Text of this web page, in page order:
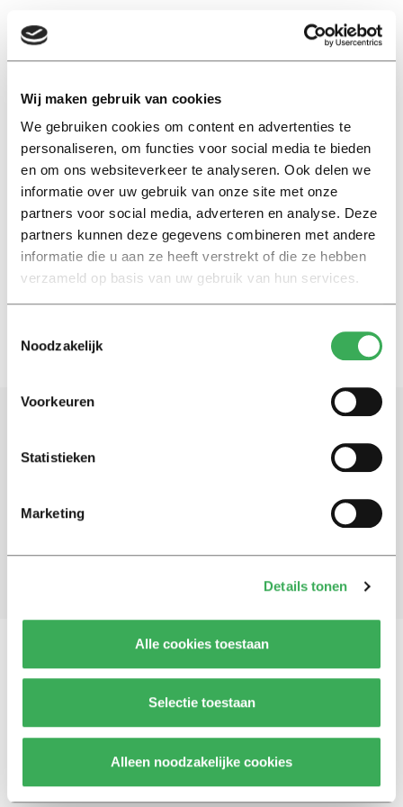
Wij maken gebruik van cookies
We gebruiken cookies om content en advertenties te
personaliseren, om functies voor social media te bieden
en om ons websiteverkeer te analyseren. Ook delen we
informatie over uw gebruik van onze site met onze
partners voor social media, adverteren en analyse. Deze
partners kunnen deze gegevens combineren met andere
informatie die u aan ze heeft verstrekt of die ze hebben
verzameld op basis van uw gebruik van hun services.
Noodzakelijk
Voorkeuren
Statistieken
Marketing
Details tonen
Alle cookies toestaan
Selectie toestaan
Alleen noodzakelijke cookies
EN
karlijn van doorn
No limits
Karlijn van Doorn: ‘Ik wil aan
tafel zitten bij bedrijven die
massaschade veroorzaken’
20 maart 2025
Blijf op de hoogte. Meld je aan voor de nieuwsbrief van
Aanmelden
Vragen, opmerkingen of tips?
© 2026 -Over ons Disclaimer Adverteren Werken bij Contact